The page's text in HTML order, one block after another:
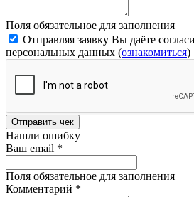
Поля обязательное для заполнения
Отправляя заявку Вы даёте
персональных данных (ознакомиться)
Отправить чек
Нашли ошибку
Ваш email *
Поля обязательное для заполнения
Комментарий *